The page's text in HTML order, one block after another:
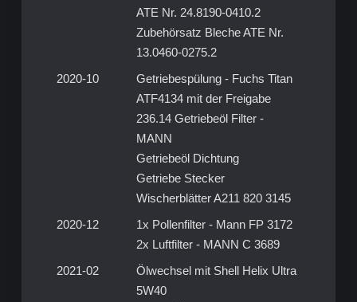
ATE Nr. 24.8190-0410.2
Zubehörsatz Bleche ATE Nr.
13.0460-0275.2
2020-10
Getriebespülung - Fuchs Titan
ATF4134 mit der Freigabe
236.14 Getriebeöl Filter -
MANN
Getriebeöl Dichtung
Getriebe Stecker
Wischerblätter A211 820 3145
2020-12
1x Pollenfilter - Mann FP 3172
2x Luftfilter - MANN C 3689
2021-02
Ölwechsel mit Shell Helix Ultra
5W40